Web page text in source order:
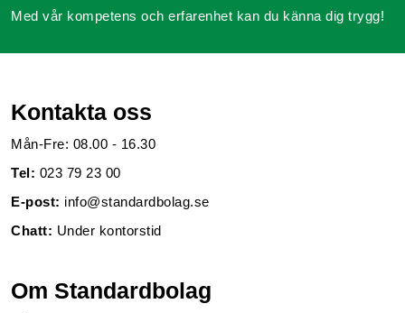
Med vår kompetens och erfarenhet kan du känna dig trygg!
Kontakta oss
Mån-Fre: 08.00 - 16.30
Tel: 023 79 23 00
E-post: info@standardbolag.se
Chatt: Under kontorstid
Om Standardbolag